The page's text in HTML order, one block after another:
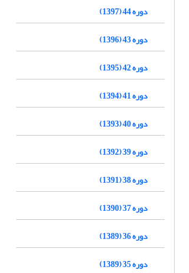
دوره 44 (1397)
دوره 43 (1396)
دوره 42 (1395)
دوره 41 (1394)
دوره 40 (1393)
دوره 39 (1392)
دوره 38 (1391)
دوره 37 (1390)
دوره 36 (1389)
دوره 35 (1389)